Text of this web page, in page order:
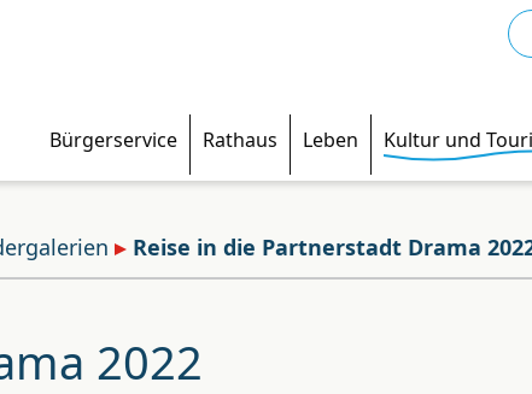
Bürgerservice Rathaus Leben Kultur und
Reise in die Partnerstadt Drama
2022